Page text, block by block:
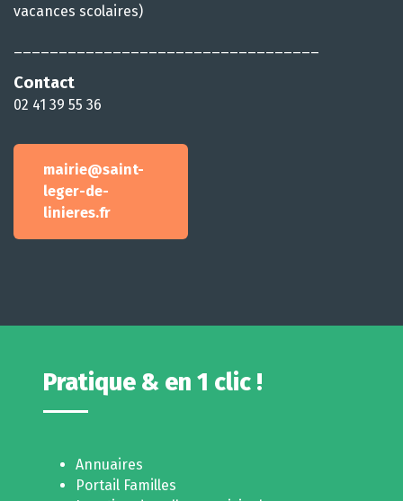
vacances scolaires)
Contact
02 41 39 55 36
mairie@saint-
leger-de-
linieres.fr
Pratique & en 1 clic !
Annuaires
Portail Familles